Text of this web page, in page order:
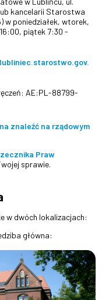
kancelarii Starostwa
w poniedziałek, wtorek,
piątek 7:30 -
AE:PL-88799-
znaleźć na rządowym
Praw
sprawie.
w dwóch lokalizacjach:
główna: